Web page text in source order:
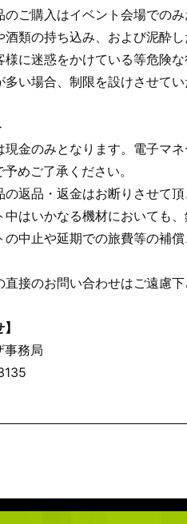
ご購入はイベント会場での
類の持ち込み、および泥酔し
に迷惑をかけている等危険な
い場合、制限を設けさせてい
金のみとなります。電子マ
めご了承ください。
返品・返金はお断りさせて頂
はいかなる機材においても、
中止や延期での旅費等の補
接のお問い合わせはご遠慮下
事務局